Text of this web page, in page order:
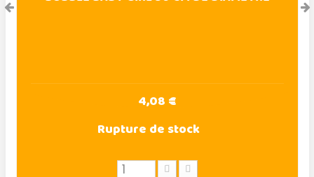
4,08 €
Rupture de stock